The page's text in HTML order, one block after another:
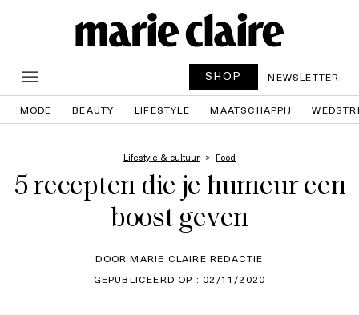
SHOP NEWSLETTER
MODE BEAUTY LIFESTYLE MAATSCHAPPIJ
Lifestyle & cultuur Food
5 recepten die je humeur een
boost geven
DOOR MARIE CLAIRE REDACTIE
GEPUBLICEERD OP : 02/11/2020